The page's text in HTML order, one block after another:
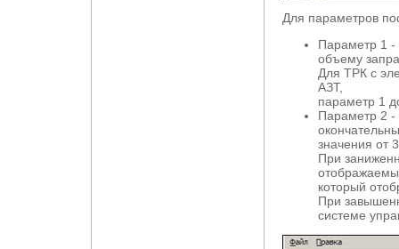
Для параметров
Параметр 1 -
объему
Для ТРК с
АЗТ,
параметр 1
Параметр 2 -
значения от
При
который
При
системе